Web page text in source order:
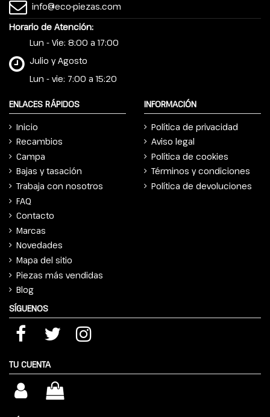
info@eco-piezas.com
Horario de Atención:
Lun - Vie: 8:00 a 17:00
Julio y Agosto
Lun - vie: 7:00 a 15:20
ENLACES RÁPIDOS
Inicio
Recambios
Campa
Bajas y tasación
Trabaja con nosotros
FAQ
Contacto
Marcas
Novedades
Mapa del sitio
Piezas más vendidas
Blog
INFORMACIÓN
Política de privacidad
Aviso legal
Política de cookies
Términos y condiciones
Política de devoluciones
SÍGUENOS
TU CUENTA